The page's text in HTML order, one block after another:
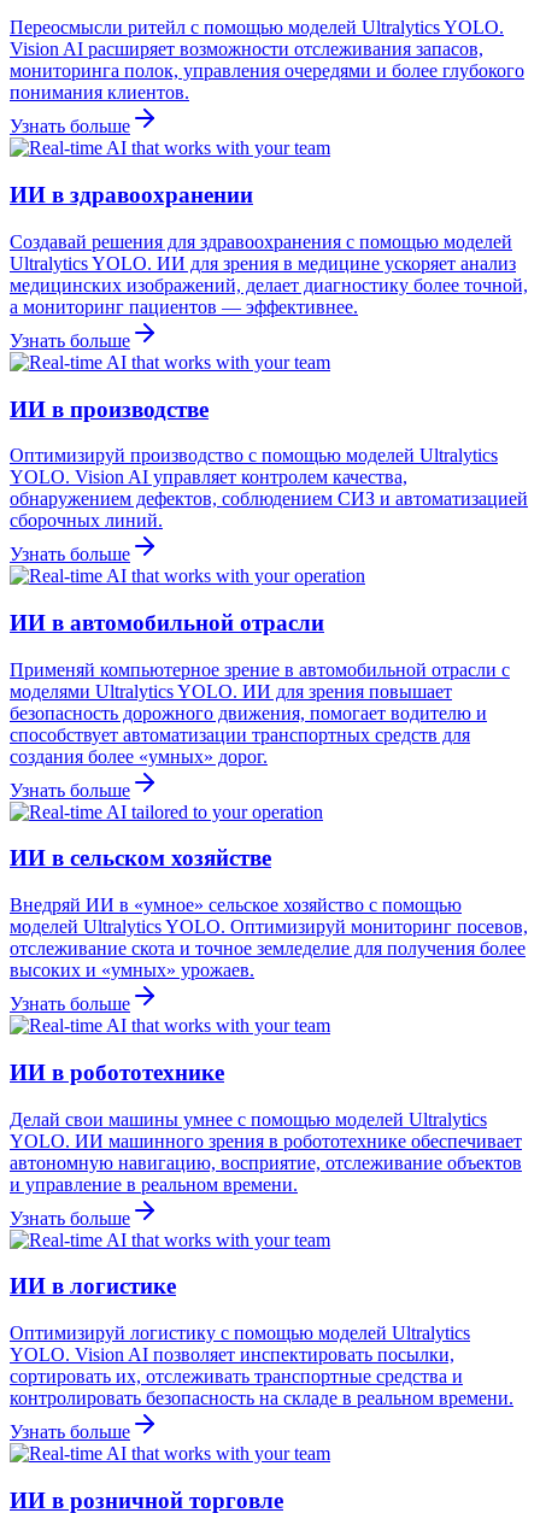
Переосмысли ритейл с помощью моделей Ultralytics YOLO.
Vision AI расширяет возможности отслеживания запасов,
мониторинга полок, управления очередями и более глубокого
понимания клиентов.
Узнать больше
ИИ в здравоохранении
Создавай решения для здравоохранения с помощью моделей
Ultralytics YOLO. ИИ для зрения в медицине ускоряет анализ
медицинских изображений, делает диагностику более точной,
а мониторинг пациентов — эффективнее.
Узнать больше
ИИ в производстве
Оптимизируй производство с помощью моделей Ultralytics
YOLO. Vision AI управляет контролем качества,
обнаружением дефектов, соблюдением СИЗ и автоматизацией
сборочных линий.
Узнать больше
ИИ в автомобильной отрасли
Применяй компьютерное зрение в автомобильной отрасли с
моделями Ultralytics YOLO. ИИ для зрения повышает
безопасность дорожного движения, помогает водителю и
способствует автоматизации транспортных средств для
создания более «умных» дорог.
Узнать больше
ИИ в сельском хозяйстве
Внедряй ИИ в «умное» сельское хозяйство с помощью
моделей Ultralytics YOLO. Оптимизируй мониторинг посевов,
отслеживание скота и точное земледелие для получения более
высоких и «умных» урожаев.
Узнать больше
ИИ в робототехнике
Делай свои машины умнее с помощью моделей Ultralytics
YOLO. ИИ машинного зрения в робототехнике обеспечивает
автономную навигацию, восприятие, отслеживание объектов
и управление в реальном времени.
Узнать больше
ИИ в логистике
Оптимизируй логистику с помощью моделей Ultralytics
YOLO. Vision AI позволяет инспектировать посылки,
сортировать их, отслеживать транспортные средства и
контролировать безопасность на складе в реальном времени.
Узнать больше
ИИ в розничной торговле